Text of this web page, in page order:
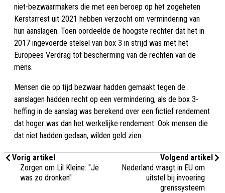
niet-bezwaarmakers die met een beroep op het zogeheten
Kerstarrest uit 2021 hebben verzocht om vermindering van
hun aanslagen. Toen oordeelde de hoogste rechter dat het in
2017 ingevoerde stelsel van box 3 in strijd was met het
Europees Verdrag tot bescherming van de rechten van de
mens.
Mensen die op tijd bezwaar hadden gemaakt tegen de
aanslagen hadden recht op een vermindering, als de box 3-
heffing in de aanslag was berekend over een fictief rendement
dat hoger was dan het werkelijke rendement. Ook mensen die
dat niet hadden gedaan, wilden geld zien.
Vorig artikel
Zorgen om Lil Kleine: "Je
was zo dronken"
Volgend artikel
Nederland vraagt in EU om
uitstel bij invoering
grenssysteem